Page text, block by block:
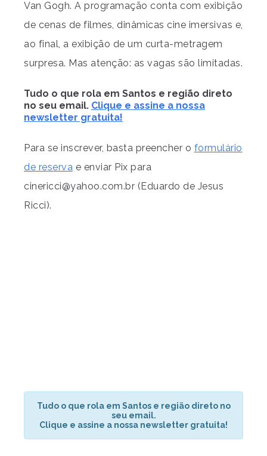
Van Gogh. A programação conta com exibição
de cenas de filmes, dinâmicas cine imersivas e,
ao final, a exibição de um curta-metragem
surpresa. Mas atenção: as vagas são limitadas.
Tudo o que rola em Santos e região direto
no seu email. Clique e assine a nossa
newsletter gratuita!
Para se inscrever, basta preencher o formulário
de reserva e enviar Pix para
cinericci@yahoo.com.br (Eduardo de Jesus
Ricci).
Tudo o que rola em Santos e região direto no
seu email.
Clique e assine a nossa newsletter gratuita!